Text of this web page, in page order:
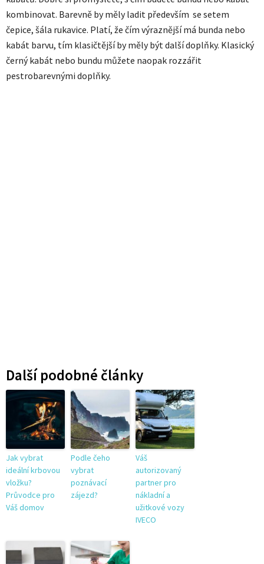
kombinovat. Barevně by měly ladit především se setem
čepice, šála rukavice. Platí, že čím výraznější má bunda nebo
kabát barvu, tím klasičtější by měly být další doplňky. Klasický
černý kabát nebo bundu můžete naopak rozzářit
pestrobarevnými doplňky.
Další podobné články
Jak vybrat
ideální krbovou
vložku?
Průvodce pro
Váš domov
Podle čeho
vybrat
poznávací
zájezd?
Váš
autorizovaný
partner pro
nákladní a
užitkové vozy
IVECO